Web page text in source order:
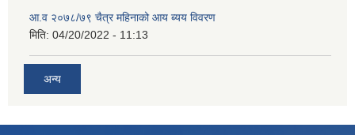
आ.व २०७८/७९ चैत्र महिनाको आय ब्यय विवरण
मिति: 04/20/2022 - 11:13
अन्य